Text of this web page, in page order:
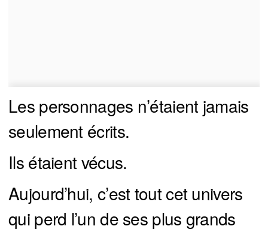
Les personnages n’étaient jamais
seulement écrits.
Ils étaient vécus.
Aujourd’hui, c’est tout cet univers
qui perd l’un de ses plus grands